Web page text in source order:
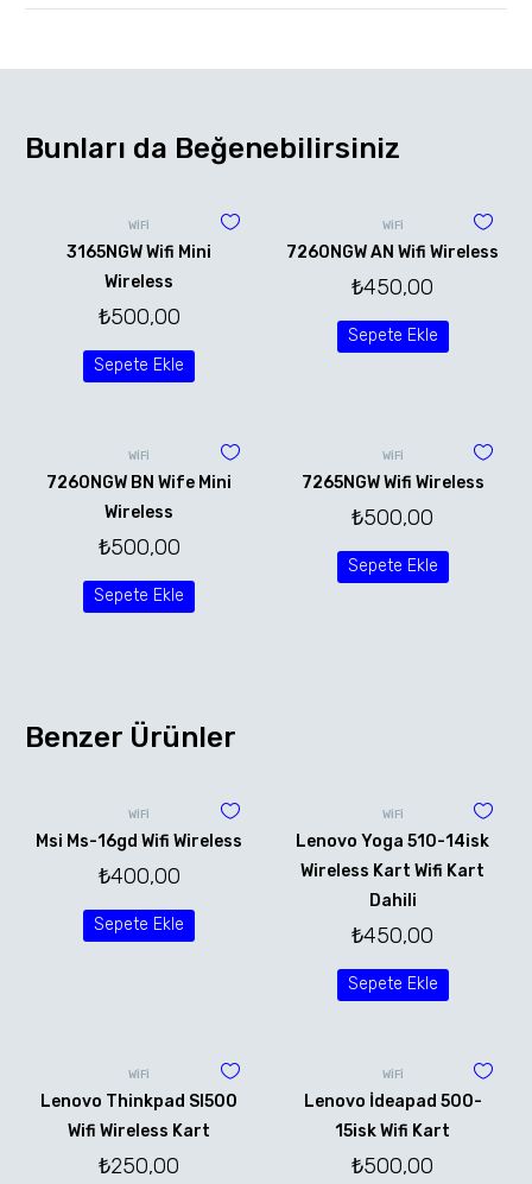
Bunları da Beğenebilirsiniz
WİFİ
3165NGW Wifi Mini
Wireless
₺500,00
Sepete Ekle
WİFİ
7260NGW AN Wifi Wireless
₺450,00
Sepete Ekle
WİFİ
7260NGW BN Wife Mini
Wireless
₺500,00
Sepete Ekle
WİFİ
7265NGW Wifi Wireless
₺500,00
Sepete Ekle
Benzer Ürünler
WİFİ
Msi Ms-16gd Wifi Wireless
₺400,00
Sepete Ekle
WİFİ
Lenovo Yoga 510-14isk
Wireless Kart Wifi Kart
Dahili
₺450,00
Sepete Ekle
WİFİ
Lenovo Thinkpad Sl500
Wifi Wireless Kart
₺250,00
WİFİ
Lenovo İdeapad 500-
15isk Wifi Kart
₺500,00